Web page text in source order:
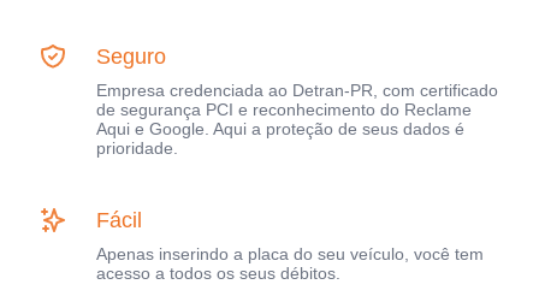
Seguro
Empresa credenciada ao Detran-PR, com certificado
de segurança PCI e reconhecimento do Reclame
Aqui e Google. Aqui a proteção de seus dados é
prioridade.
Fácil
Apenas inserindo a placa do seu veículo, você tem
acesso a todos os seus débitos.